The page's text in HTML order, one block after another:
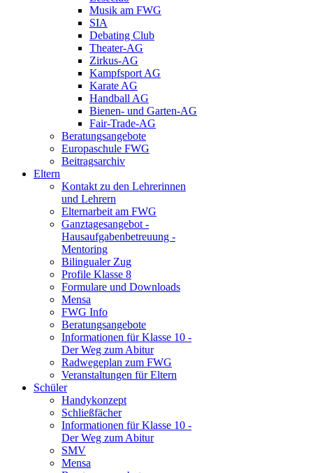
Musik am FWG
SIA
Debating Club
Theater-AG
Zirkus-AG
Kampfsport AG
Karate AG
Handball AG
Bienen- und Garten-AG
Fair-Trade-AG
Beratungsangebote
Europaschule FWG
Beitragsarchiv
Eltern
Kontakt zu den Lehrerinnen
und Lehrern
Elternarbeit am FWG
Ganztagesangebot -
Hausaufgabenbetreuung -
Mentoring
Bilingualer Zug
Profile Klasse 8
Formulare und Downloads
Mensa
FWG Info
Beratungsangebote
Informationen für Klasse 10 -
Der Weg zum Abitur
Radwegeplan zum FWG
Veranstaltungen für Eltern
Schüler
Handykonzept
Schließfächer
Informationen für Klasse 10 -
Der Weg zum Abitur
SMV
Mensa